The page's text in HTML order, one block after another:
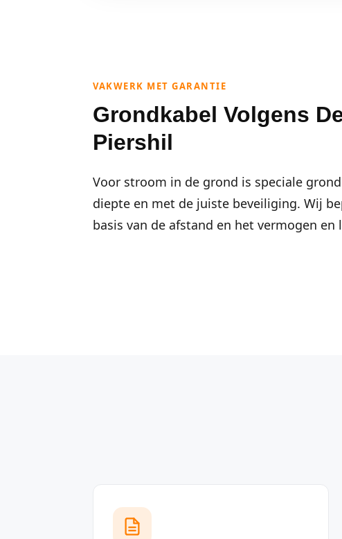
VAKWERK MET GARANTIE
Grondkabel Volgens
Piershil
Voor stroom in de grond is speciale
diepte en met de juiste beveiliging. Wij
basis van de afstand en het vermogen en